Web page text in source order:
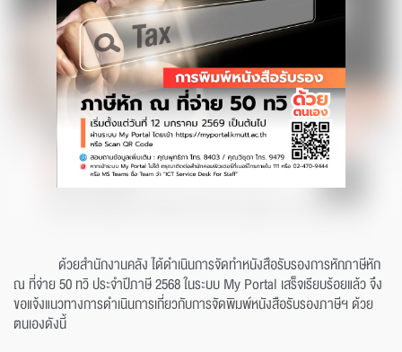
ด้วยสำนักงานคลัง ได้ดำเนินการจัดทำหนังสือรับรองการหักภาษีหัก
ณ ที่จ่าย 50 ทวิ ประจำปีภาษี 2568 ในระบบ My Portal เสร็จเรียบร้อยแล้ว จึง
ขอแจ้งแนวทางการดำเนินการเกี่ยวกับการจัดพิมพ์หนังสือรับรองภาษีฯ ด้วย
ตนเองดังนี้